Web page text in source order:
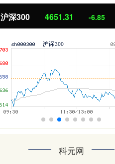
沪深300 4651.31 -6.85
科元网